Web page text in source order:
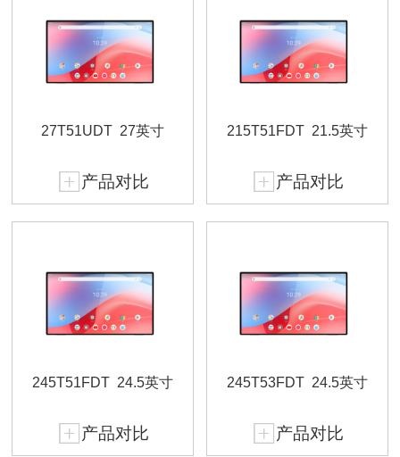
27T51UDT 27英寸
产品对比
215T51FDT 21.5英寸
产品对比
245T51FDT 24.5英寸
产品对比
245T53FDT 24.5英寸
产品对比